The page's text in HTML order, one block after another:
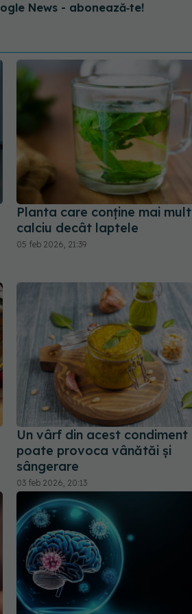
News - abonează‑te!
Planta care conține mai mult
calciu decât laptele
05 feb 2026, 21:39
Un vârf din acest condiment
poate provoca vânătăi și
sângerare
03 feb 2026, 20:13